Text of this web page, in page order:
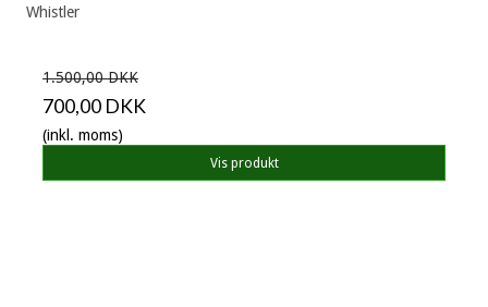
Whistler
1.500,00 DKK
700,00 DKK
(inkl. moms)
Vis produkt